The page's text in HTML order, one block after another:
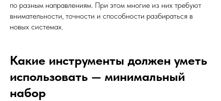
по разным направлениям. При этом многие из них требуют
внимательности, точности и способности разбираться в
новых системах.
Какие инструменты должен уметь
использовать — минимальный
набор